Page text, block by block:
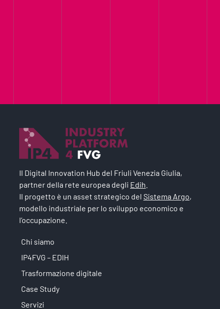
Il Digital Innovation Hub del Friuli Venezia Giulia,
partner della rete europea degli Edih
Il progetto è un asset strategico del Sistema Argo,
modello industriale per lo sviluppo economico e
l’occupazione.
Chi siamo
IP4FVG – EDIH
Trasformazione digitale
Case Study
Servizi